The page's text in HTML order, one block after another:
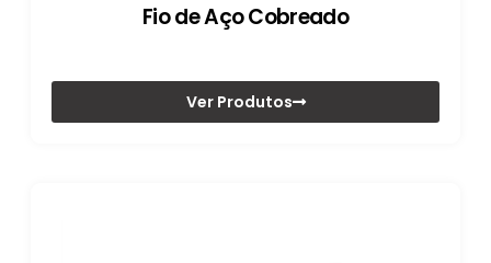
Fio de Aço Cobreado
Ver Produtos